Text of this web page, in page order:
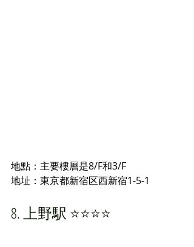
地點：主要樓層是8/F和3/F
地址： 東京都新宿区西新宿1-5-1
8. 上野駅 ⭐️⭐️⭐️⭐️